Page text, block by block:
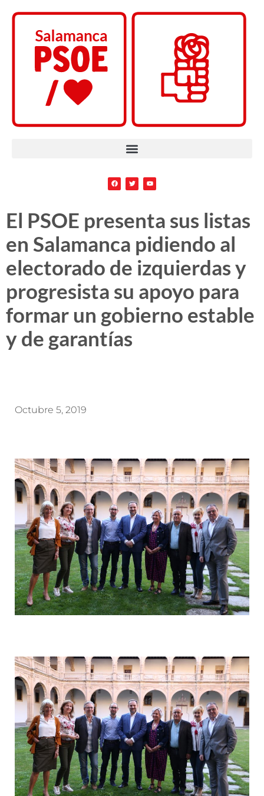
El PSOE presenta sus listas
en Salamanca pidiendo al
electorado de izquierdas y
progresista su apoyo para
formar un gobierno estable
y de garantías
Octubre 5, 2019